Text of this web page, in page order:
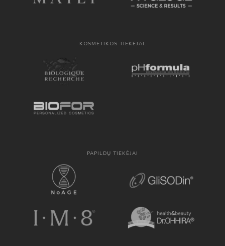
KOSMETIKOS TIEKĖJAI:
PAPILDŲ TIEKĖJAI